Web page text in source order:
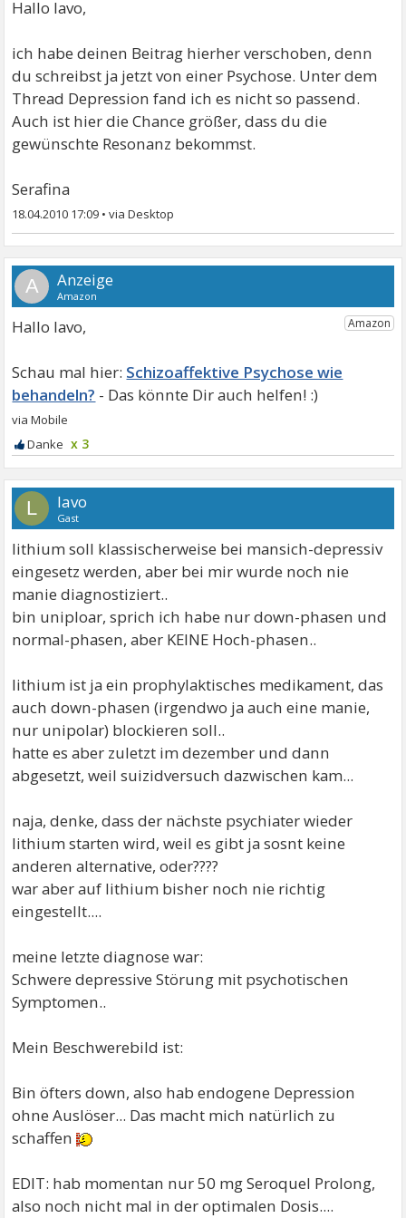
Hallo lavo,
ich habe deinen Beitrag hierher verschoben, denn
du schreibst ja jetzt von einer Psychose. Unter dem
Thread Depression fand ich es nicht so passend.
Auch ist hier die Chance größer, dass du die
gewünschte Resonanz bekommst.
Serafina
18.04.2010 17:09 •
A
Hallo lavo,
Schizoaffektive Psychose wie
behandeln?
x 3
L lavo
Gast
lithium soll klassischerweise bei mansich-depressiv
eingesetz werden, aber bei mir wurde noch nie
manie diagnostiziert..
bin uniploar, sprich ich habe nur down-phasen und
normal-phasen, aber KEINE Hoch-phasen..
lithium ist ja ein prophylaktisches medikament, das
auch down-phasen (irgendwo ja auch eine manie,
nur unipolar) blockieren soll..
hatte es aber zuletzt im dezember und dann
abgesetzt, weil suizidversuch dazwischen kam...
naja, denke, dass der nächste psychiater wieder
lithium starten wird, weil es gibt ja sosnt keine
anderen alternative, oder????
war aber auf lithium bisher noch nie richtig
eingestellt....
meine letzte diagnose war:
Schwere depressive Störung mit psychotischen
Symptomen..
Mein Beschwerebild ist:
Bin öfters down, also hab endogene Depression
ohne Auslöser... Das macht mich natürlich zu
schaffen
EDIT: hab momentan nur 50 mg Seroquel Prolong,
also noch nicht mal in der optimalen Dosis....